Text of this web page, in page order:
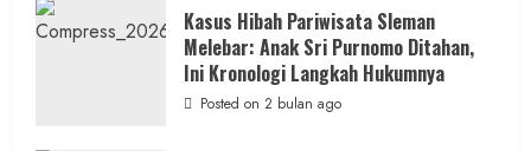
Sampai
TuntasKasus Hibah Pariwisata Sleman
Melebar: Anak Sri Purnomo Ditahan,
Ini Kronologi Langkah Hukumnya
Posted on 2 bulan ago